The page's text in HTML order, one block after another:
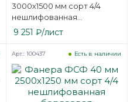
3000х1500 мм сорт 4/4
нешлифованная
березовая
9 251 ₽/лист
Есть в наличии
Арт.: 100437